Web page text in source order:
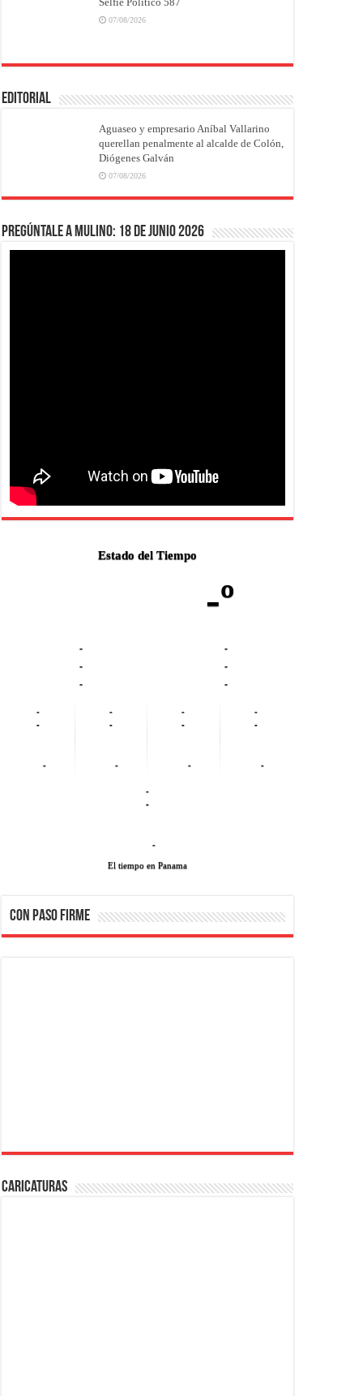
07/08/2026
EDITORIAL
Aguaseo y empresario Aníbal Vallarino
querellan penalmente al alcalde de Colón,
Diógenes Galván
07/08/2026
Pregúntale a Mulino: 18 de junio 2026
Estado del Tiempo
-º
-
-
-
-
-
-
-
-
-
-
-
-
-
-
-
-
-
-
-
-
-
El tiempo en Panama
CON PASO FIRME
Caricaturas